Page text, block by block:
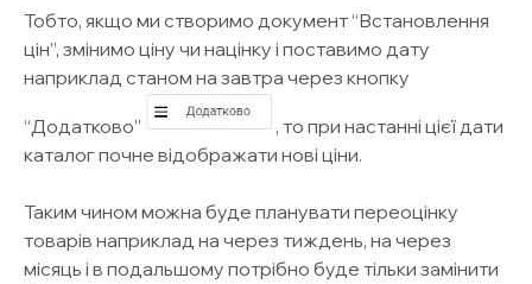
Тобто, якщо ми створимо документ “Встановлення
цін”, змінимо ціну чи націнку і поставимо дату
наприклад станом на завтра через кнопку
“Додатково”
, то при настанні цієї дати
каталог почне відображати нові ціни.
Таким чином можна буде планувати переоцінку
товарів наприклад на через тиждень, на через
місяць і в подальшому потрібно буде тільки замінити